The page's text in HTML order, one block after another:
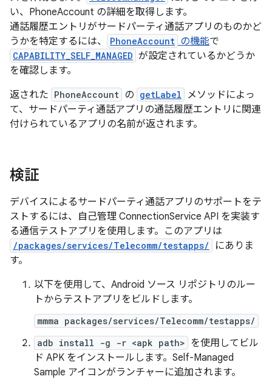
い、PhoneAccount の詳細を取得します。
通話履歴エントリがサードパーティ通話アプリのものかど
うかを特定するには、
PhoneAccount の機能で
CAPABILITY_SELF_MANAGED が設定されているかどうか
を確認します。
返された PhoneAccount の getLabel
メソッドによっ
て、サードパーティ通話アプリの通話履歴エントリに関連
付けられているアプリの名前が返されます。
検証
デバイスによるサードパーティ通話アプリのサポートをテ
ストするには、自己管理 ConnectionService API を実装す
る通信テストアプリを使用します。このアプリは
/packages/services/Telecomm/testapps/
にありま
す。
以下を使用して、Android ソース リポジトリのルー
トからテストアプリをビルドします。
mmma packages/services/Telecomm/testapps/
adb install -g -r <apk path> を使用してビル
ド APK をインストールします。Self-Managed
Sample アイコンがランチャーに追加されます。